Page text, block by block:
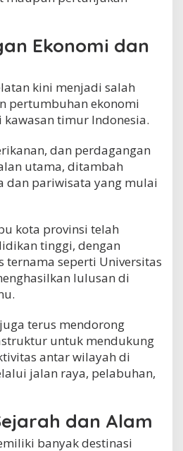
Ekonomi dan
kini menjadi salah
pertumbuhan ekonomi
timur Indonesia.
dan perdagangan
utama, ditambah
dan pariwisata yang mulai
kota provinsi telah
tinggi, dengan
ternama seperti Universitas
lulusan di
terus mendorong
untuk mendukung
antar wilayah di
jalan raya, pelabuhan,
dan Alam
banyak destinasi